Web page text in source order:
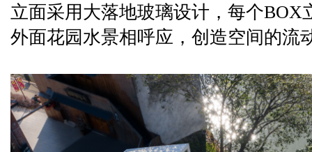
立面采用大落地玻璃设计，每个BOX
外面花园水景相呼应，创造空间的流